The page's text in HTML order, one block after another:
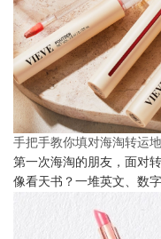
手把手教你填对海淘转运
第一次海淘的朋友，面对
像看天书？一堆英文、数